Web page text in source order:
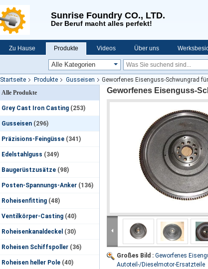
Sunrise Foundry CO., LTD.
Der Beruf macht alles perfekt!
Zu Hause Produkte Videos Über uns
Startseite Produkte Gusseisen
Geworfenes Eisenguss-Schwungrad
Alle Produkte
Grey Cast Iron Casting (253)
Gusseisen (296)
Präzisions-Feingüsse (341)
Edelstahlguss (349)
Baugerüstzusätze (98)
Posten-Spannungs-Anker (136)
Roheisenfitting (48)
Ventilkörper-Casting (40)
Roheisenkanaldeckel (30)
Roheisen Schiffspoller (36)
Roheisen heller Pole (40)
Geworfenes Eisenguss-
Großes Bild : Geworfenes
Autoteil-/Dieselmotor-Ersatzteile